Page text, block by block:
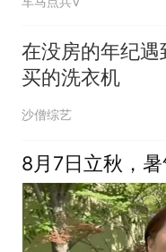
在没房的年纪遇
买的洗衣机
沙僧综艺
8月7日立秋，